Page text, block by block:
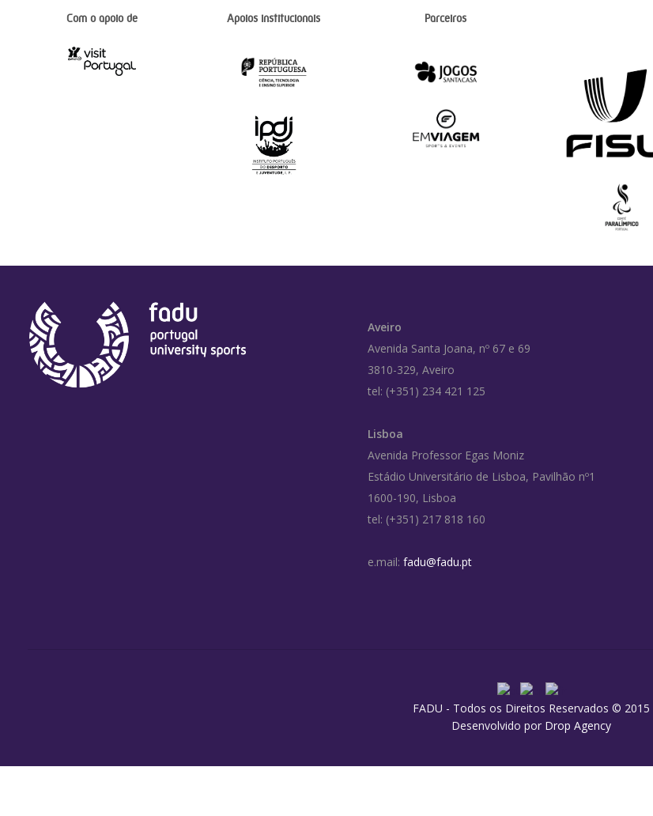
Com o apoio de Apoios institucionais Parceiros
Aveiro
Avenida Santa Joana, nº 67 e 69
3810-329, Aveiro
tel: (+351) 234 421 125
Lisboa
Avenida Professor Egas Moniz
Estádio Universitário de Lisboa, Pavilhão nº1
1600-190, Lisboa
tel: (+351) 217 818 160
e.mail: fadu@fadu.pt
FADU - Todos os Direitos Reservados © 2015
Desenvolvido por Drop Agency